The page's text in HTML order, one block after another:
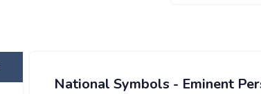
National Symbols - Eminent